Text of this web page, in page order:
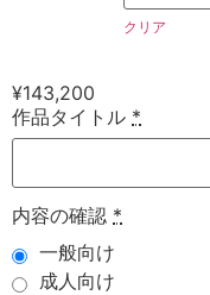
クリア
¥143,200
作品タイトル *
内容の確認 *
一般向け
成人向け